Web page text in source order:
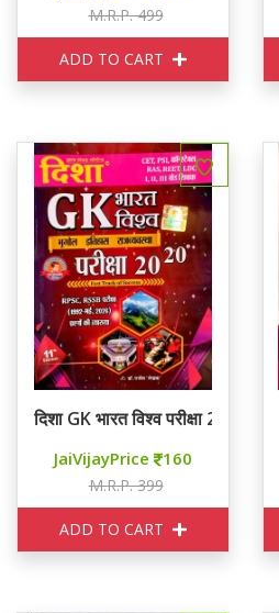
M.R.P. 499
ADD TO CART
दिशा GK भारत विश्व परीक्षा 20-20
JaiVijayPrice 160
M.R.P. 399
ADD TO CART